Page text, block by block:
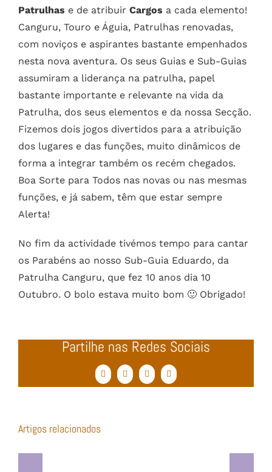
Patrulhas e de atribuir Cargos a cada elemento!
Canguru, Touro e Águia, Patrulhas renovadas,
com noviços e aspirantes bastante empenhados
nesta nova aventura. Os seus Guias e Sub-Guias
assumiram a liderança na patrulha, papel
bastante importante e relevante na vida da
Patrulha, dos seus elementos e da nossa Secção.
Fizemos dois jogos divertidos para a atribuição
dos lugares e das funções, muito dinâmicos de
forma a integrar também os recém chegados.
Boa Sorte para Todos nas novas ou nas mesmas
funções, e já sabem, têm que estar sempre
Alerta!
No fim da actividade tivémos tempo para cantar
os Parabéns ao nosso Sub-Guia Eduardo, da
Patrulha Canguru, que fez 10 anos dia 10
Outubro. O bolo estava muito bom 🙂 Obrigado!
Partilhe nas Redes Sociais
FacebookTwitterWhatsApp
Email
(necessário
Artigos relacionados